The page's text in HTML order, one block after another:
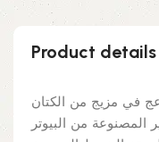
Product details
في مزيج من الكتان
المصنوعة من البيوتر